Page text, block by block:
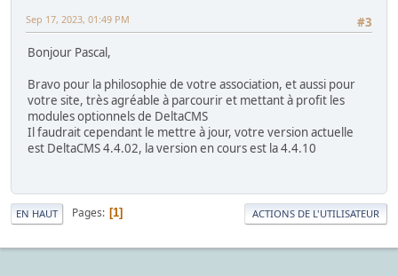
#3
Sep 17, 2023, 01:49 PM
Bonjour Pascal,
Bravo pour la philosophie de votre association, et aussi pour
votre site, très agréable à parcourir et mettant à profit les
modules optionnels de DeltaCMS
Il faudrait cependant le mettre à jour, votre version actuelle
est DeltaCMS 4.4.02, la version en cours est la 4.4.10
EN HAUT Pages 1 ACTIONS DE L'UTILISATEUR